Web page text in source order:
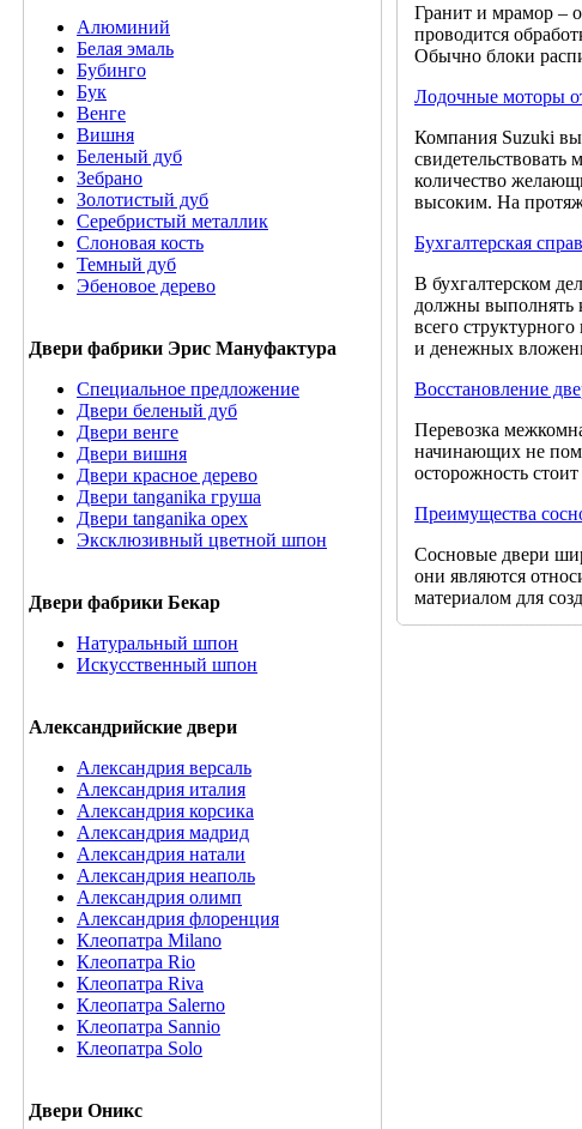
Алюминий
Белая эмаль
Бубинго
Бук
Венге
Вишня
Беленый дуб
Зебрано
Золотистый дуб
Серебристый металлик
Слоновая кость
Темный дуб
Эбеновое дерево
Двери фабрики Эрис Мануфактура
Специальное предложение
Двери беленый дуб
Двери венге
Двери вишня
Двери красное дерево
Двери tanganika груша
Двери tanganika oрех
Эксклюзивный цветной шпон
Двери фабрики Бекар
Натуральный шпон
Искусственный шпон
Александрийские двери
Александрия версаль
Александрия италия
Александрия корсика
Александрия мадрид
Александрия натали
Александрия неаполь
Александрия олимп
Александрия флоренция
Клеопатра Milano
Клеопатра Rio
Клеопатра Riva
Клеопатра Salerno
Клеопатра Sannio
Клеопатра Solo
Двери Оникс
Гранит и мрамор –
проводится
Обычно блоки
Лодочные моторы
Компания Suzuki
количество
высоким. На
Бухгалтерская
В бухгалтерском
должны выполнять
всего
и денежных
Восстановление
Перевозка
начинающих не
осторожность
Преимущества
Сосновые двери
они являются
материалом для